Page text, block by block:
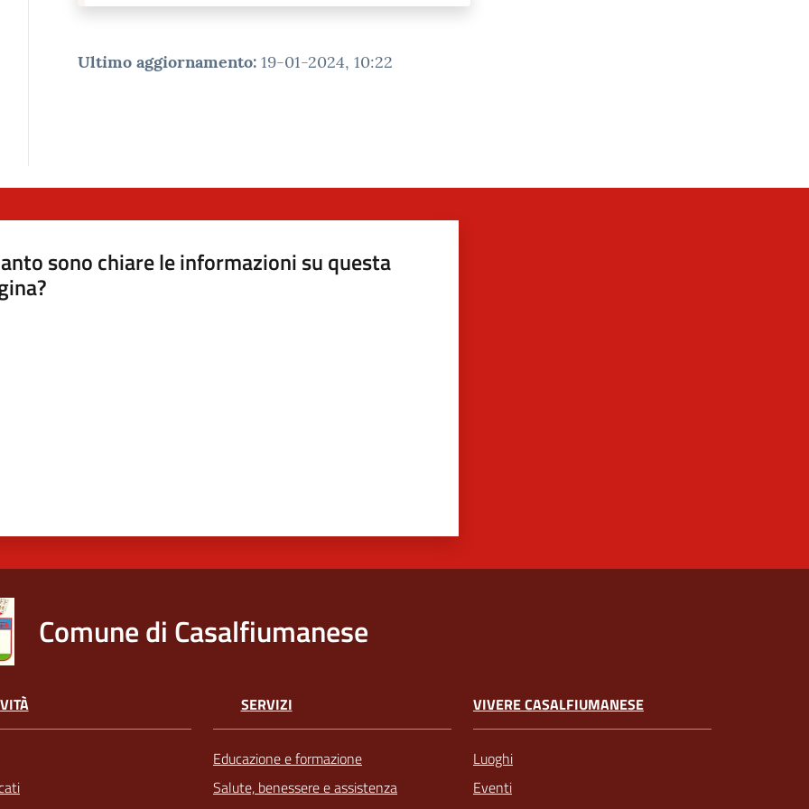
Ultimo aggiornamento: 19-01-2024, 10:22
sono chiare le informazioni su questa
Comune di Casalfiumanese
SERVIZI
Educazione e formazione
Salute, benessere e assistenza
VIVERE CASALFIUMANESE
Luoghi
Eventi